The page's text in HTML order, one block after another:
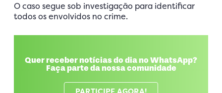
O caso segue sob investigação para identificar
todos os envolvidos no crime.
Quer receber notícias do dia no WhatsApp?
Faça parte da nossa comunidade